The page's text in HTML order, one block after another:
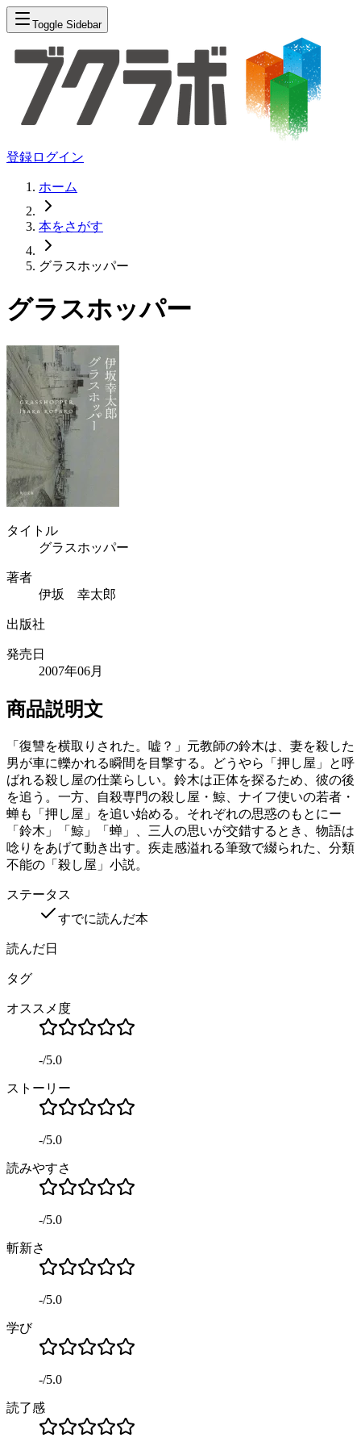
Toggle Sidebar
登録ログイン
ホーム
本をさがす
グラスホッパー
グラスホッパー
タイトル
グラスホッパー
著者
伊坂 幸太郎
出版社
発売日
2007年06月
商品説明文
「復讐を横取りされた。嘘？」元教師の鈴木は、妻を殺した
男が車に轢かれる瞬間を目撃する。どうやら「押し屋」と呼
ばれる殺し屋の仕業らしい。鈴木は正体を探るため、彼の後
を追う。一方、自殺専門の殺し屋・鯨、ナイフ使いの若者・
蝉も「押し屋」を追い始める。それぞれの思惑のもとにー
「鈴木」「鯨」「蝉」、三人の思いが交錯するとき、物語は
唸りをあげて動き出す。疾走感溢れる筆致で綴られた、分類
不能の「殺し屋」小説。
ステータス
すでに読んだ本
読んだ日
タグ
オススメ度
-/5.0
ストーリー
-/5.0
読みやすさ
-/5.0
斬新さ
-/5.0
学び
-/5.0
読了感